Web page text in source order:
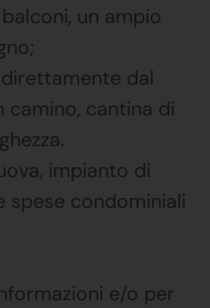
un ampio
dal
camino, cantina di
impianto di
spese condominiali
e/o per